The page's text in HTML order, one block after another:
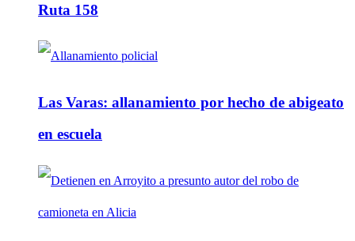
Ruta 158
Las Varas: allanamiento por hecho de abigeato
en escuela